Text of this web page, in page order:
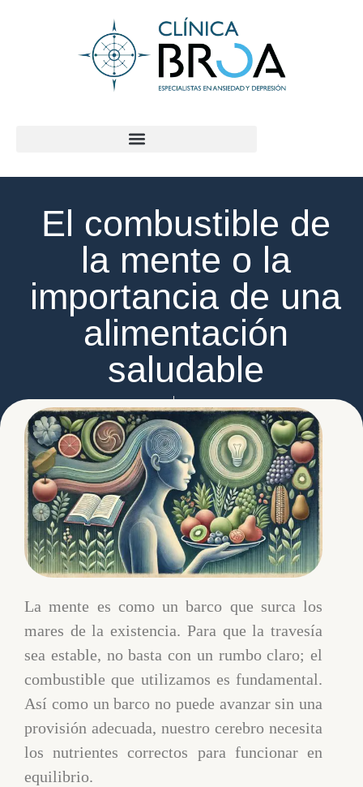
El combustible de
la mente o la
importancia de una
alimentación
saludable
Clínica Broa abril 15, 2025
La mente es como un barco que surca los
mares de la existencia. Para que la travesía
sea estable, no basta con un rumbo claro; el
combustible que utilizamos es fundamental.
Así como un barco no puede avanzar sin una
provisión adecuada, nuestro cerebro necesita
los nutrientes correctos para funcionar en
equilibrio.